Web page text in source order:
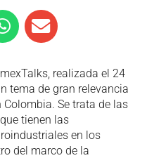
realizada el 24
tema de gran relevancia
Se trata de las
tienen las
en los
del marco de la